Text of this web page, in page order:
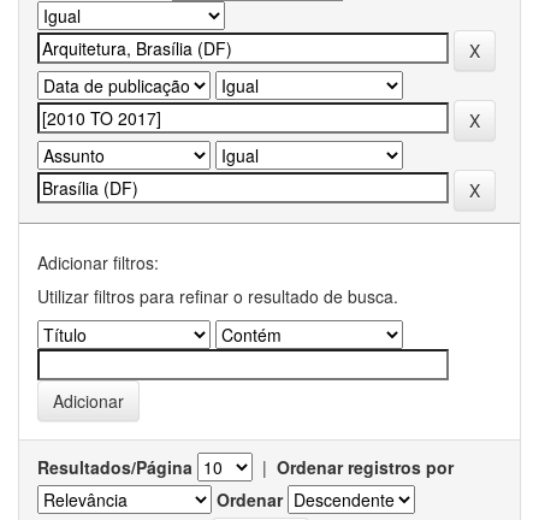
Adicionar filtros:
Utilizar filtros para refinar o resultado de busca.
Resultados/Página | Ordenar registros por
Ordenar